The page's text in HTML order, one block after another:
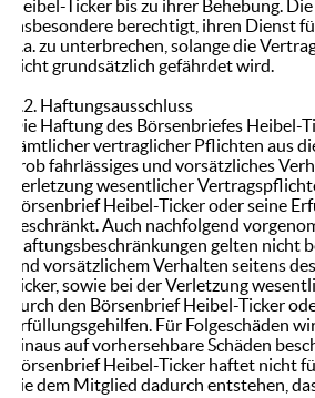
Heibel-Ticker bis zu ihrer Behebung.
insbesondere berechtigt, ihren Dienst
o.a. zu unterbrechen, solange die
nicht grundsätzlich gefährdet wird.
6.2. Haftungsausschluss
Die Haftung des Börsenbriefes Heibel-
sämtlicher vertraglicher Pflichten aus
grob fahrlässiges und vorsätzliches
Verletzung wesentlicher
Börsenbrief Heibel-Ticker oder seine
beschränkt. Auch nachfolgend
Haftungsbeschränkungen gelten nicht
und vorsätzlichem Verhalten seitens
Ticker, sowie bei der Verletzung
durch den Börsenbrief Heibel-Ticker
Erfüllungsgehilfen. Für Folgeschäden
hinaus auf vorhersehbare Schäden
Börsenbrief Heibel-Ticker haftet nicht
die dem Mitglied dadurch entstehen,